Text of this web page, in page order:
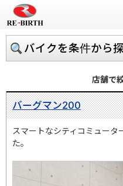
バイクを条件から
店舗で
バーグマン200
スマートなシティコミュータ
た。